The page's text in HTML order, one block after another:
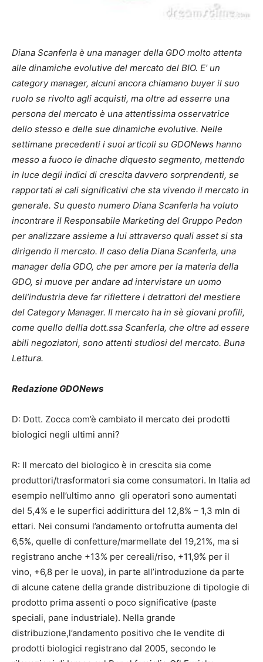
Diana Scanferla è una manager della GDO molto attenta
alle dinamiche evolutive del mercato del BIO. E’ un
category manager, alcuni ancora chiamano buyer il suo
ruolo se rivolto agli acquisti, ma oltre ad esserre una
persona del mercato è una attentissima osservatrice
dello stesso e delle sue dinamiche evolutive. Nelle
settimane precedenti i suoi articoli su GDONews hanno
messo a fuoco le dinache diquesto segmento, mettendo
in luce degli indici di crescita davvero sorprendenti, se
rapportati ai cali significativi che sta vivendo il mercato in
generale. Su questo numero Diana Scanferla ha voluto
incontrare il Responsabile Marketing del Gruppo Pedon
per analizzare assieme a lui attraverso quali asset si sta
dirigendo il mercato. Il caso della Diana Scanferla, una
manager della GDO, che per amore per la materia della
GDO, si muove per andare ad intervistare un uomo
dell’industria deve far riflettere i detrattori del mestiere
del Category Manager. Il mercato ha in sè giovani profili,
come quello dellla dott.ssa Scanferla, che oltre ad essere
abili negoziatori, sono attenti studiosi del mercato. Buna
Lettura.
Redazione GDONews
D: Dott. Zocca com’è cambiato il mercato dei prodotti
biologici negli ultimi anni?
R: Il mercato del biologico è in crescita sia come
produttori/trasformatori sia come consumatori. In Italia ad
esempio nell’ultimo anno gli operatori sono aumentati
del 5,4% e le superfici addirittura del 12,8% – 1,3 mln di
ettari. Nei consumi l’andamento ortofrutta aumenta del
6,5%, quelle di confetture/marmellate del 19,21%, ma si
registrano anche +13% per cereali/riso, +11,9% per il
vino, +6,8 per le uova), in parte all’introduzione da parte
di alcune catene della grande distribuzione di tipologie di
prodotto prima assenti o poco significative (paste
speciali, pane industriale). Nella grande
distribuzione,l’andamento positivo che le vendite di
prodotti biologici registrano dal 2005, secondo le